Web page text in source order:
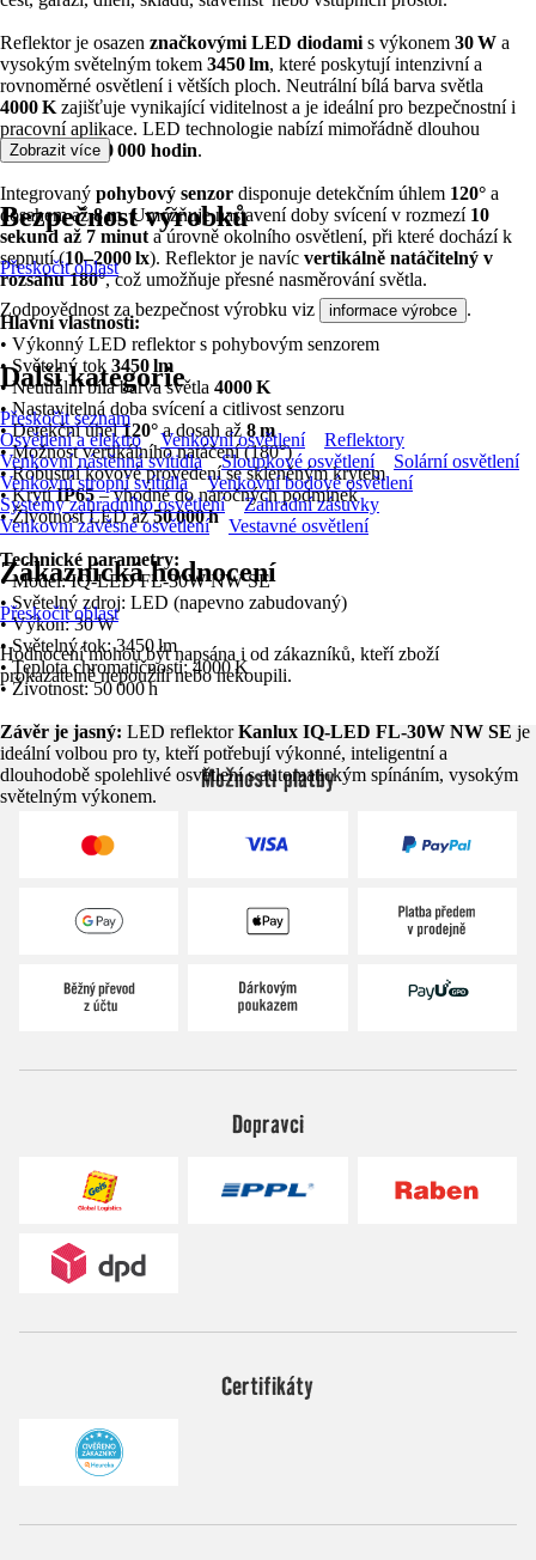
Reflektor je osazen značkovými LED diodami s výkonem 30 W a
vysokým světelným tokem 3450 lm, které poskytují intenzivní a
rovnoměrné osvětlení i větších ploch. Neutrální bílá barva světla
4000 K zajišťuje vynikající viditelnost a je ideální pro bezpečnostní i
pracovní aplikace. LED technologie nabízí mimořádně dlouhou
životnost až50 000 hodin.
Integrovaný pohybový senzor disponuje detekčním úhlem 120° a
dosahem až8 m. Umožňuje nastavení doby svícení v rozmezí 10
sekund až 7 minut a úrovně okolního osvětlení, při které dochází k
sepnutí (10–2000 lx). Reflektor je navíc vertikálně natáčitelný v
rozsahu 180°, což umožňuje přesné nasměrování světla.
Hlavní vlastnosti:
• Výkonný LED reflektor s pohybovým senzorem
• Světelný tok 3450 lm
• Neutrální bílá barva světla 4000 K
• Nastavitelná doba svícení a citlivost senzoru
• Detekční úhel120°a dosah až 8 m
• Možnost vertikálního natáčení (180°)
• Robustní kovové provedení se skleněným krytem
• KrytíIP65– vhodné do náročných podmínek
• Životnost LED až50 000 h
Technické parametry:
• Model: IQ‑LED FL‑30W NW SE
• Světelný zdroj: LED (napevno zabudovaný)
• Výkon: 30 W
• Světelný tok: 3450 lm
• Teplota chromatičnosti: 4000 K
• Životnost: 50 000 h
Závěr je jasný: LED reflektorKanlux IQ‑LED FL‑30W NW SE je
ideální volbou pro ty, kteří potřebují výkonné, inteligentní a
dlouhodobě spolehlivé osvětlení s automatickým spínáním, vysokým
světelným výkonem.
Zobrazit více
Bezpečnost výrobků
Přeskočit oblast
Zodpovědnost za bezpečnost výrobku viz informace výrobce .
Další kategorie
Přeskočit seznam
Osvětlení a elektro
Venkovní osvětlení
Reflektory
Venkovní nástěnná svítidla
Sloupkové osvětlení
Solární osvětlení
Venkovní stropní svítidla
Venkovní bodové osvětlení
Systémy zahradního osvětlení
Zahradní zásuvky
Venkovní závěsné osvětlení
Vestavné osvětlení
Zákaznická hodnocení
Přeskočit oblast
Hodnocení mohou být napsána i od zákazníků, kteří zboží
prokazatelně nepoužili nebo nekoupili.
Možnosti platby
Dopravci
Certifikáty